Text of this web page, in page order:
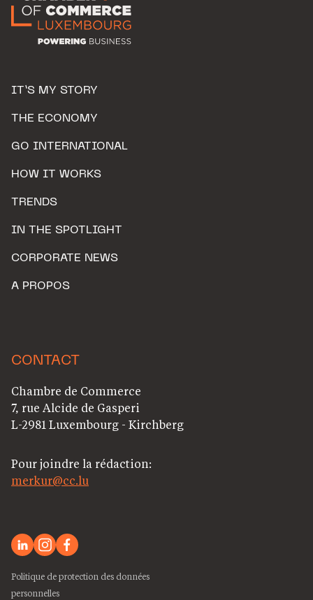
IT’S MY STORY
THE ECONOMY
GO INTERNATIONAL
HOW IT WORKS
TRENDS
IN THE SPOTLIGHT
CORPORATE NEWS
A PROPOS
CONTACT
Chambre de Commerce
7, rue Alcide de Gasperi
L-2981 Luxembourg - Kirchberg
Pour joindre la rédaction:
merkur@cc.lu
Politique de protection des données
personnelles